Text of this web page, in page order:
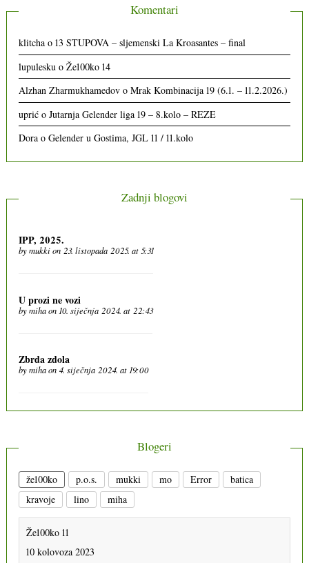
Komentari
klitcha o13 STUPOVA – sljemenski La Kroasantes – final
lupulesku oŽe100ko 14
Alzhan Zharmukhamedov oMrak Kombinacija 19 (6.1. – 11.2.2026.)
uprić oJutarnja Gelender liga 19 – 8.kolo – REZE
Dora oGelender u Gostima, JGL 11 / 11.kolo
Zadnji blogovi
IPP, 2025.
bymukkion 23. listopada 2025. at 5:31
U prozi ne vozi
bymihaon 10. siječnja 2024. at 22:43
Zbrda zdola
bymihaon 4. siječnja 2024. at 19:00
Blogeri
že100ko p.o.s. mukki mo Error
batica
kravoje
lino miha
Že100ko 11
10 kolovoza 2023